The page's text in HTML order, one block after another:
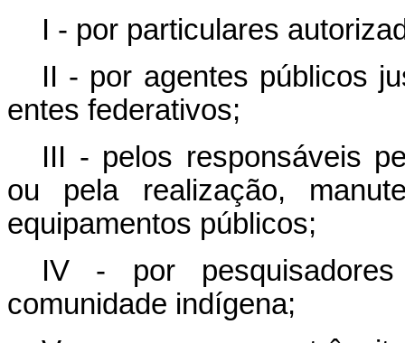
I - por particulares
II - por agentes públicos
entes federativos;
III - pelos responsáveis
ou pela realização,
equipamentos públicos;
IV - por
comunidade indígena;